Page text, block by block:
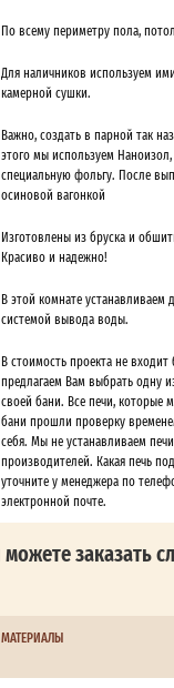
По всему периметру пола,
Для наличников используем
камерной сушки.
Важно, создать в парной так
этого мы используем
специальную фольгу. После
осиновой вагонкой
Изготовлены из бруска и
Красиво и надежно!
В этой комнате
системой вывода воды.
В стоимость проекта не
предлагаем Вам выбрать одну
своей бани. Все печи, которые
бани прошли проверку
себя. Мы не устанавливаем
производителей. Какая печь
уточните у менеджера по
электронной почте.
заказать
МАТЕРИАЛЫ